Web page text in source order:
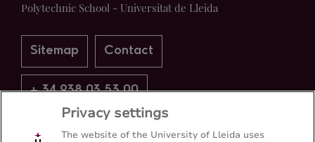
Polytechnic School - Universitat de Lleida
Sitemap Contact
+ 34 938 03 53 00
Privacy settings
The website of the University of Lleida uses